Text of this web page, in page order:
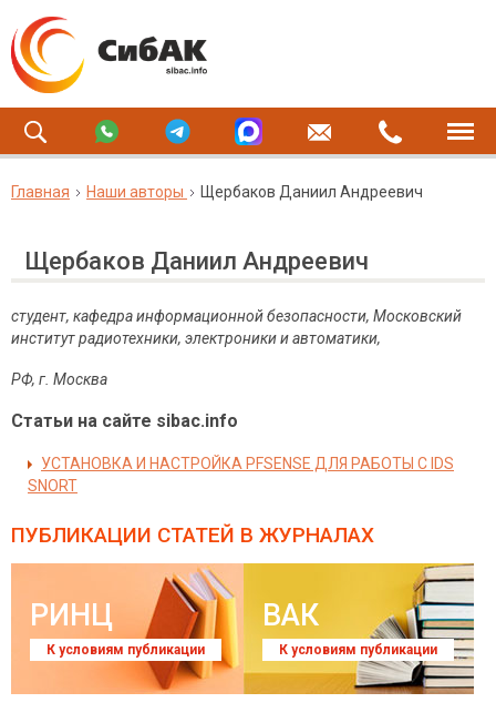
Главная Наши авторы Щербаков Даниил Андреевич
Щербаков Даниил Андреевич
студент, кафедра информационной безопасности, Московский
институт радиотехники, электроники и автоматики,
РФ, г. Москва
Статьи на сайте sibac.info
УСТАНОВКА И НАСТРОЙКА PFSENSE ДЛЯ РАБОТЫ С IDS
SNORT
ПУБЛИКАЦИИ СТАТЕЙ В ЖУРНАЛАХ
РИНЦ
К условиям публикации
ВАК
К условиям публикации